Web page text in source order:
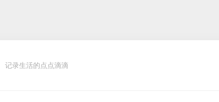
记录生活的点点滴滴